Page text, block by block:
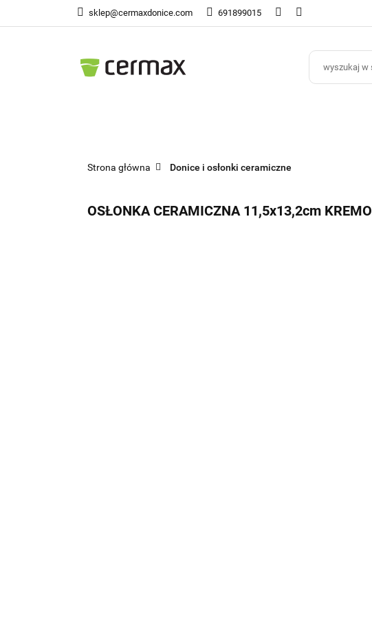
sklep@cermaxdonice.com 691899015 Donice Ogrodowe
Strona główna Donice i osłonki ceramiczne
OSŁONKA CERAMICZNA 11,5x13,2cm